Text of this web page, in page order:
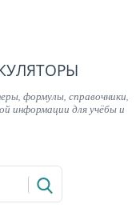
формулы, справочники,
информации для учёбы и